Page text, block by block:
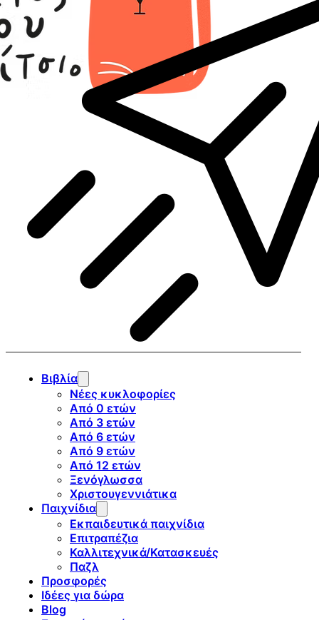
Βιβλία
Νέες κυκλοφορίες
Από 0 ετών
Από 3 ετών
Από 6 ετών
Από 9 ετών
Από 12 ετών
Ξενόγλωσσα
Χριστουγεννιάτικα
Παιχνίδια
Εκπαιδευτικά παιχνίδια
Επιτραπέζια
Καλλιτεχνικά/Κατασκευές
Παζλ
Προσφορές
Ιδέες για δώρα
Blog